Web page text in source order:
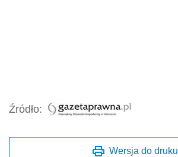
Źródło:
Wersja do druku